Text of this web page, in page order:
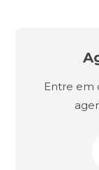
Entre em